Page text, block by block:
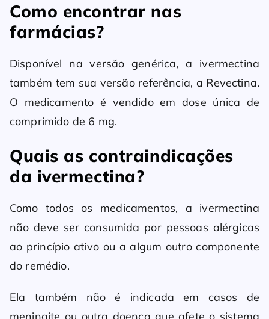
Como encontrar nas
farmácias?
Disponível na versão genérica, a ivermectina
também tem sua versão referência, a Revectina.
O medicamento é vendido em dose única de
comprimido de 6 mg.
Quais as contraindicações
da ivermectina?
Como todos os medicamentos, a ivermectina
não deve ser consumida por pessoas alérgicas
ao princípio ativo ou a algum outro componente
do remédio.
Ela também não é indicada em casos de